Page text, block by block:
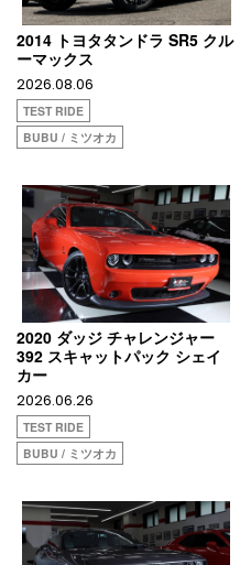
2014 トヨタタンドラ SR5 クル
ーマックス
2026.08.06
TEST RIDE
BUBU / ミツオカ
2020 ダッジ チャレンジャー
392 スキャットパック シェイ
カー
2026.06.26
TEST RIDE
BUBU / ミツオカ